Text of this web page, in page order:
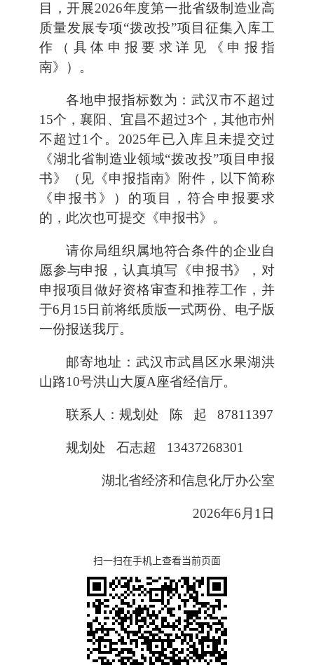
目，开展2026年度第一批省级制造业高
质量发展专项“拨改投”项目征集入库工
作（具体申报要求详见《申报指
南》）。
各地申报指标数为：武汉市不超过
15个，襄阳、宜昌不超过3个，其他市州
不超过1个。2025年已入库且未提交过
《湖北省制造业领域“拨改投”项目申报
书》（见《申报指南》附件，以下简称
《申报书》）的项目，符合申报要求
的，此次也可提交《申报书》。
请你局组织属地符合条件的企业自
愿参与申报，认真填写《申报书》，对
申报项目做好资格审查和推荐工作，并
于6月15日前将纸质版一式两份、电子版
一份报送我厅。
邮寄地址：武汉市武昌区水果湖洪
山路10号洪山大厦A座省经信厅。
联系人：规划处 陈 起 87811397
规划处 石志超 13437268301
湖北省经济和信息化厅办公室
2026年6月1日
扫一扫在手机上查看当前页面